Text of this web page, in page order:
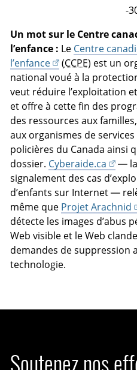
-
Un mot sur le Centre
l’enfance : Le Centre
l’enfance
(CCPE) est un
national voué à la
veut réduire l’exploitation
et offre à cette fin des
des ressources aux
aux organismes de
policières du Canada ainsi
dossier. Cyberaide.ca
— la
signalement des cas
d’enfants sur Internet —
même que Projet Arachnid
détecte les images d’abus
Web visible et le Web
demandes de suppression
technologie.